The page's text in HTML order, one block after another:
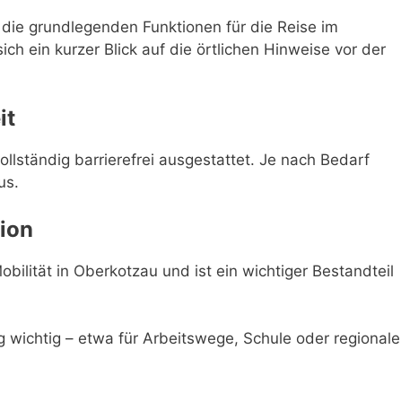
grundlegenden Funktionen für die Reise im
ein kurzer Blick auf die örtlichen Hinweise vor der
barrierefrei ausgestattet. Je nach Bedarf
in Oberkotzau und ist ein wichtiger Bestandteil
wichtig – etwa für Arbeitswege, Schule oder regionale